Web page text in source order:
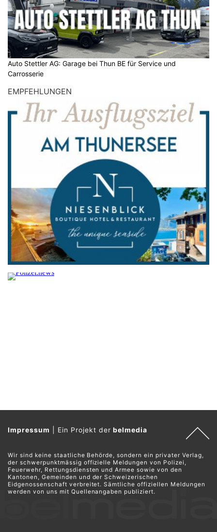
Auto Stettler AG: Garage bei Thun BE für Service und
Carrosserie
EMPFEHLUNGEN
Impressum Ein Projekt derbelmedia
Wir sind keine staatliche Behörde, sondern ein privater Verlag,
der schwerpunktmässig offizielle Meldungen von Polizei,
Feuerwehr, Rettungsdiensten und Armee sowie von den
Kantonen, Gemeinden und der Schweizerischen
Eidgenossenschaft verbreitet. Sämtliche offiziellen Meldungen
werden von uns mit Quellenangaben publiziert.